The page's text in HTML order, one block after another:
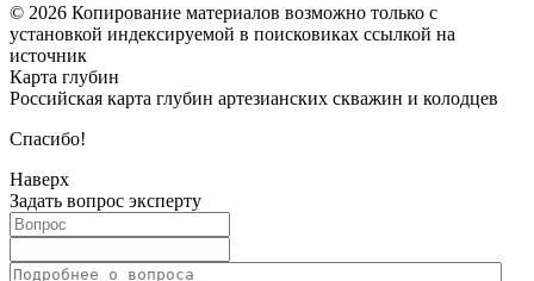
© 2026 Копирование материалов возможно только с
установкой индексируемой в поисковиках ссылкой на
источник
Карта глубин
Российская карта глубин артезианских скважин и колодцев
Спасибо!
Наверх
Задать вопрос эксперту